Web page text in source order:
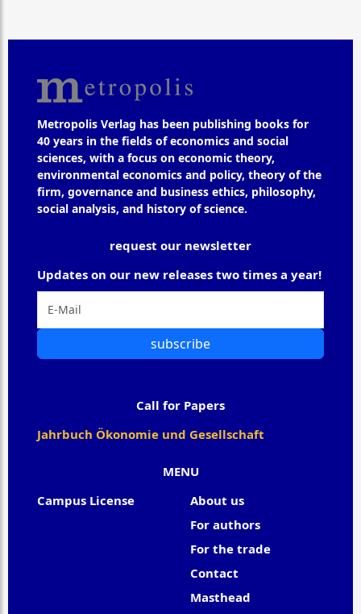
Metropolis Verlag has been publishing books for
40 years in the fields of economics and social
sciences, with a focus on economic theory,
environmental economics and policy, theory of the
firm, governance and business ethics, philosophy,
social analysis, and history of science.
MENU
Campus License
About us
For authors
For the trade
Contact
Masthead
request our newsletter
Updates on our new releases two times a year!
subscribe
Call for Papers
Jahrbuch Ökonomie und Gesellschaft